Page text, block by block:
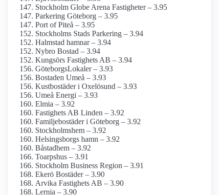
Stockholm Globe Arena Fastigheter – 3.95
Parkering Göteborg – 3.95
Port of Piteå – 3.95
Stockholms Stads Parkering – 3.94
Halmstad hamnar – 3.94
Nybro Bostad – 3.94
Kungsörs Fastighets AB – 3.94
GöteborgsLokaler – 3.93
Bostaden Umeå – 3.93
Kustbostäder i Oxelösund – 3.93
Umeå Energi – 3.93
Elmia – 3.92
Fastighets AB Linden – 3.92
Familjebostäder i Göteborg – 3.92
Stockholmshem – 3.92
Helsingsborgs hamn – 3.92
Båstadhem – 3.92
Toarpshus – 3.91
Stockholm Business Region – 3.91
Ekerö Bostäder – 3.90
Arvika Fastighets AB – 3.90
Lernia – 3.90